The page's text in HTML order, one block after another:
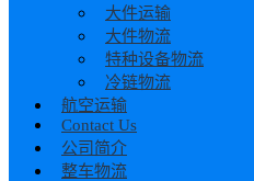
大件运输
大件物流
特种设备物流
冷链物流
航空运输
Contact Us
公司简介
整车物流